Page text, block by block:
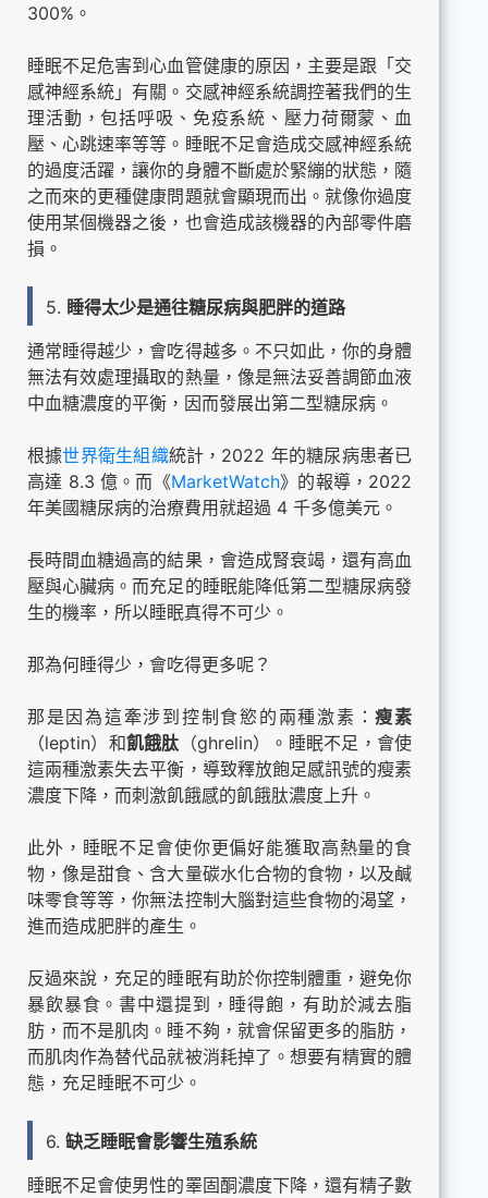
300%。
睡眠不足危害到心血管健康的原因，主要是跟「交
感神經系統」有關。交感神經系統調控著我們的生
理活動，包括呼吸、免疫系統、壓力荷爾蒙、血
壓、心跳速率等等。睡眠不足會造成交感神經系統
的過度活躍，讓你的身體不斷處於緊繃的狀態，隨
之而來的更種健康問題就會顯現而出。就像你過度
使用某個機器之後，也會造成該機器的內部零件磨
損。
5. 睡得太少是通往糖尿病與肥胖的道路
通常睡得越少，會吃得越多。不只如此，你的身體
無法有效處理攝取的熱量，像是無法妥善調節血液
中血糖濃度的平衡，因而發展出第二型糖尿病。
根據世界衛生組織統計，2022 年的糖尿病患者已
高達 8.3 億。而《MarketWatch》的報導，2022
年美國糖尿病的治療費用就超過 4 千多億美元。
長時間血糖過高的結果，會造成腎衰竭，還有高血
壓與心臟病。而充足的睡眠能降低第二型糖尿病發
生的機率，所以睡眠真得不可少。
那為何睡得少，會吃得更多呢？
那是因為這牽涉到控制食慾的兩種激素：瘦素
（leptin）和飢餓肽 （ghrelin）。睡眠不足，會使
這兩種激素失去平衡，導致釋放飽足感訊號的瘦素
濃度下降，而刺激飢餓感的飢餓肽濃度上升。
此外，睡眠不足會使你更偏好能獲取高熱量的食
物，像是甜食、含大量碳水化合物的食物，以及鹹
味零食等等，你無法控制大腦對這些食物的渴望，
進而造成肥胖的產生。
反過來說，充足的睡眠有助於你控制體重，避免你
暴飲暴食。書中還提到，睡得飽，有助於減去脂
肪，而不是肌肉。睡不夠，就會保留更多的脂肪，
而肌肉作為替代品就被消耗掉了。想要有精實的體
態，充足睡眠不可少。
6. 缺乏睡眠會影響生殖系統
睡眠不足會使男性的睪固酮濃度下降，還有精子數